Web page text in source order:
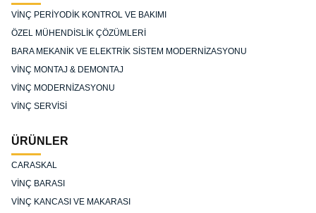
VİNÇ PERİYODİK KONTROL VE BAKIMI
ÖZEL MÜHENDİSLİK ÇÖZÜMLERİ
BARA MEKANİK VE ELEKTRİK SİSTEM MODERNİZASYONU
VİNÇ MONTAJ & DEMONTAJ
VİNÇ MODERNİZASYONU
VİNÇ SERVİSİ
ÜRÜNLER
CARASKAL
VİNÇ BARASI
VİNÇ KANCASI VE MAKARASI